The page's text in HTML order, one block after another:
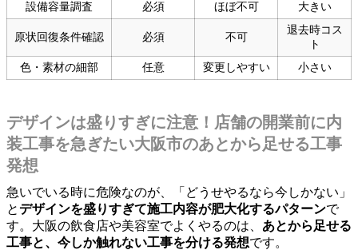
設備容量調査 必須 ほぼ不可 大きい
原状回復条件確認 必須 不可
退去時コス
ト
色・素材の細部
任意 変更しやすい 小さい
デザインは盛りすぎに注意！店舗の開業前に内
装工事を急ぎたい大阪市のあとから足せる工事
発想
急いでいる時に危険なのが、「どうせやるなら今しかない」
とデザインを盛りすぎて施工内容が肥大化するパターンで
す。大阪の飲食店や美容室でよくやるのは、 あとから足せる
工事と、今しか触れない工事を分ける発想です。